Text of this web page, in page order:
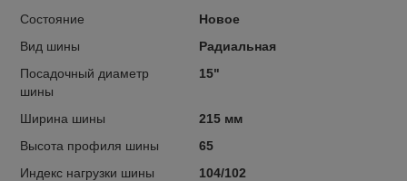
Состояние
Новое
Вид шины
Радиальная
Посадочный диаметр
шины
15"
Ширина шины
215 мм
Высота профиля шины
65
Индекс нагрузки шины
104/102